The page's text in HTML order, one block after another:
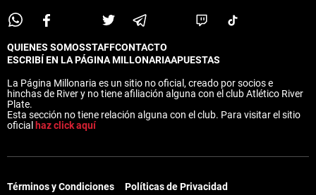
QUIENES SOMOSSTAFFCONTACTO
ESCRIBÍ EN LA PÁGINA MILLONARIAAPUESTAS
La Página Millonaria es un sitio no oficial, creado por socios e
hinchas de River y no tiene afiliación alguna con el club Atlético River
Plate.
Esta sección no tiene relación alguna con el club. Para visitar el sitio
oficial haz click aquí
Términos y Condiciones
Políticas de Privacidad